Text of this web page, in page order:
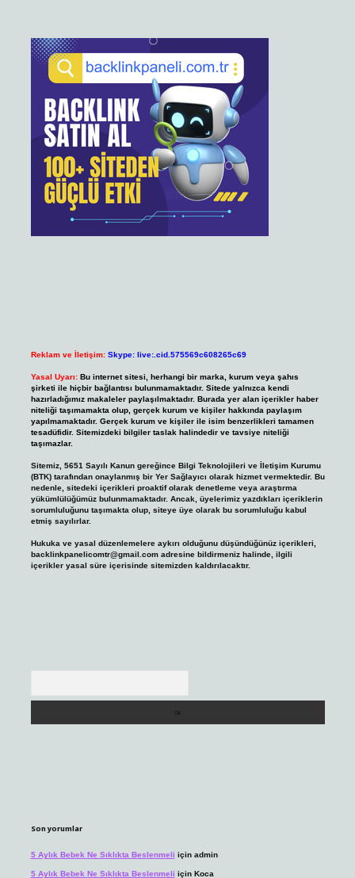
Reklam ve İletişim: Skype: live:.cid.575569c608265c69
Yasal Uyarı: Bu internet sitesi, herhangi bir marka, kurum veya şahıs
şirketi ile hiçbir bağlantısı bulunmamaktadır. Sitede yalnızca kendi
hazırladığımız makaleler paylaşılmaktadır. Burada yer alan içerikler haber
niteliği taşımamakta olup, gerçek kurum ve kişiler hakkında paylaşım
yapılmamaktadır. Gerçek kurum ve kişiler ile isim benzerlikleri tamamen
tesadüfidir. Sitemizdeki bilgiler taslak halindedir ve tavsiye niteliği
taşımazlar.
Sitemiz, 5651 Sayılı Kanun gereğince Bilgi Teknolojileri ve İletişim Kurumu
(BTK) tarafından onaylanmış bir Yer Sağlayıcı olarak hizmet vermektedir. Bu
nedenle, sitedeki içerikleri proaktif olarak denetleme veya araştırma
yükümlülüğümüz bulunmamaktadır. Ancak, üyelerimiz yazdıkları içeriklerin
sorumluluğunu taşımakta olup, siteye üye olarak bu sorumluluğu kabul
etmiş sayılırlar.
Hukuka ve yasal düzenlemelere aykırı olduğunu düşündüğünüz içerikleri,
backlinkpanelicomtr@gmail.comadresine bildirmeniz halinde, ilgili
içerikler yasal süre içerisinde sitemizden kaldırılacaktır.
Son yorumlar
5 Aylık Bebek Ne Sıklıkta Beslenmeli için admin
5 Aylık Bebek Ne Sıklıkta Beslenmeli için Koca